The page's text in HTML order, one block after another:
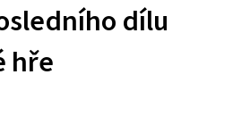
dílu
hře